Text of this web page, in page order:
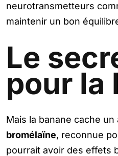
neurotransmetteurs
maintenir un bon
Le
pour la
Mais la banane cache
bromélaïne, reconnue
pourrait avoir des effets